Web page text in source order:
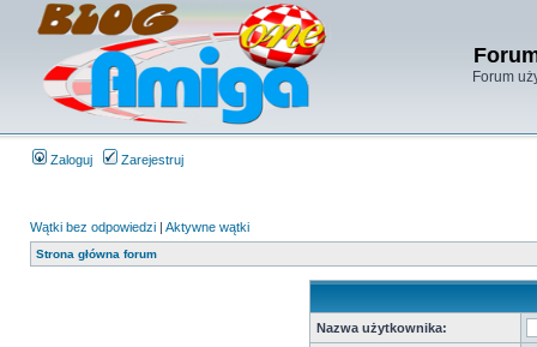
Forum
Zaloguj Zarejestruj
Wątki bez odpowiedzi | Aktywne wątki
Strona główna forum
Nazwa użytkownika: